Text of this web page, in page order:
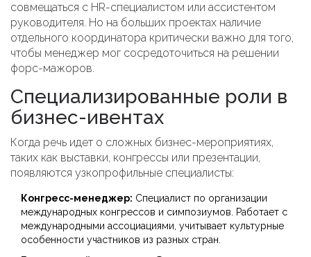
совмещаться с HR-специалистом или ассистентом
руководителя. Но на больших проектах наличие
отдельного координатора критически важно для того,
чтобы менеджер мог сосредоточиться на решении
форс-мажоров.
Специализированные роли в
бизнес-ивентах
Когда речь идет о сложных бизнес-мероприятиях,
таких как выставки, конгрессы или презентации,
появляются узкопрофильные специалисты:
Конгресс-менеджер: Специалист по организации
международных конгрессов и симпозиумов. Работает с
международными ассоциациями, учитывает культурные
особенности участников из разных стран.